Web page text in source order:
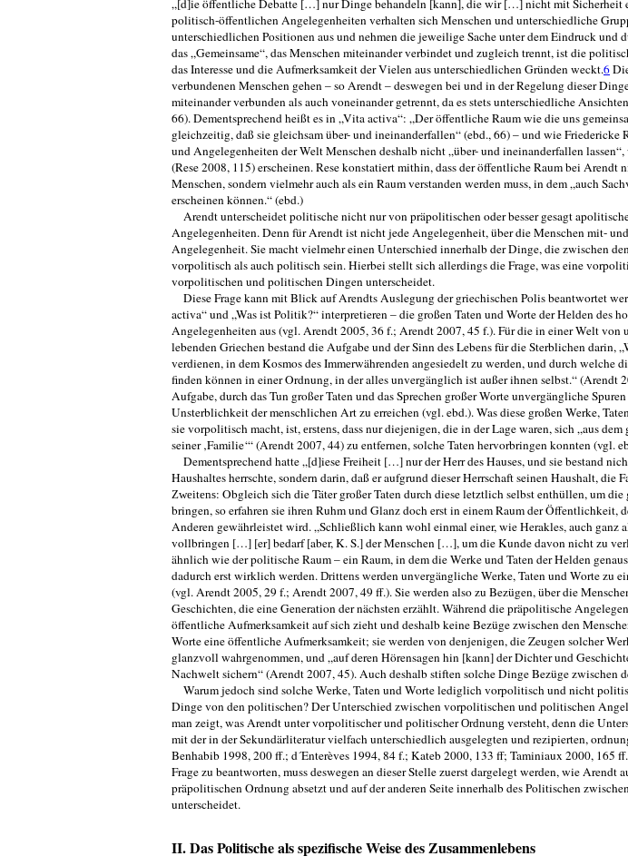
„[d]ie öffentliche Debatte […] nur Dinge behandeln [kann], die wir […] nicht mit Sicherheit
politisch-öffentlichen Angelegenheiten verhalten sich Menschen und unterschiedliche
unterschiedli­chen Positionen aus und nehmen die jeweilige Sache unter dem Eindruck
das „Gemeinsame“, das Menschen miteinan­der verbindet und zugleich trennt, ist die
das Interesse und die Aufmerksamkeit der Vielen aus unterschiedlichen Gründen weckt.6
verbundenen Menschen gehen – so Arendt – deswegen bei und in der Regelung dieser
miteinander verbunden als auch voneinander getrennt, da es stets unterschiedliche
66). Dementsprechend heißt es in „Vita activa“: „Der öffentliche Raum wie die uns
gleichzeitig, daß sie gleichsam über- und ineinanderfallen“ (ebd., 66) – und wie
und Angelegenheiten der Welt Menschen deshalb nicht „über- und in­einanderfallen
(Rese 2008, 115) erscheinen. Rese konstatiert mithin, dass der öffentliche Raum bei Arendt
Menschen, sondern vielmehr auch als ein Raum ver­standen werden muss, in dem „auch
erscheinen können.“ (ebd.)
Arendt unterscheidet politische nicht nur von präpolitischen oder besser gesagt
Angelegenheiten. Denn für Arendt ist nicht jede Angelegenheit, über die Menschen mit-
Angelegenheit. Sie macht vielmehr einen Unterschied innerhalb der Dinge, die zwi­schen
vorpolitisch als auch politisch sein. Hierbei stellt sich allerdings die Frage, was eine
vorpolitischen und politischen Dingen unterscheidet.
Diese Frage kann mit Blick auf Arendts Auslegung der griechischen Polis beantwortet
activa“ und „Was ist Politik?“ in­terpretieren – die großen Taten und Worte der Helden des
Angelegenheiten aus (vgl. Arendt 2005, 36 f.; Arendt 2007, 45 f.). Für die in einer Welt
lebenden Grie­chen bestand die Aufgabe und der Sinn des Lebens für die Sterblichen darin,
verdienen, in dem Kosmos des Immerwähren­den angesiedelt zu werden, und durch welche
finden können in einer Ordnung, in der alles unvergänglich ist außer ihnen selbst.“ (Arendt
Aufgabe, durch das Tun großer Taten und das Sprechen großer Worte unvergängliche
Unsterblichkeit der menschlichen Art zu erreichen (vgl. ebd.). Was diese großen Werke,
sie vorpolitisch macht, ist, erstens, dass nur diejenigen, die in der Lage waren, sich „aus
seiner ‚Familie‘“ (Arendt 2007, 44) zu entfernen, solche Taten hervorbringen konnten (vgl.
Dementsprechend hatte „[d]iese Freiheit […] nur der Herr des Hauses, und sie bestand
Haushaltes herrschte, sondern darin, daß er aufgrund dieser Herrschaft seinen Haushalt, die
Zweitens: Obgleich sich die Täter großer Taten durch diese letztlich selbst enthüllen, um
bringen, so erfahren sie ihren Ruhm und Glanz doch erst in einem Raum der Öffentlichkeit,
Anderen gewährleistet wird. „Schließlich kann wohl einmal einer, wie Herakles, auch ganz
vollbringen […] [er] bedarf [aber, K. S.] der Menschen […], um die Kunde davon nicht zu
ähnlich wie der politische Raum – ein Raum, in dem die Werke und Taten der Helden
dadurch erst wirklich werden. Drittens werden unvergängliche Werke, Taten und Worte zu
(vgl. Arendt 2005, 29 f.; Arendt 2007, 49 ff.). Sie werden also zu Bezügen, über die
Geschichten, die eine Generation der nächsten erzählt. Während die präpolitische
öffentliche Aufmerksamkeit auf sich zieht und deshalb keine Bezüge zwischen den
Worte eine öffentliche Aufmerksamkeit; sie werden von denjenigen, die Zeugen solcher
glanzvoll wahrgenommen, und „auf deren Hörensagen hin [kann] der Dichter und
Nachwelt sichern“ (Arendt 2007, 45). Auch deshalb stiften solche Dinge Bezüge zwischen
Warum jedoch sind solche Werke, Taten und Worte lediglich vorpolitisch und nicht
Dinge von den politischen? Der Unterschied zwischen vorpolitischen und politischen
man zeigt, was Arendt unter vorpolitischer und politischerOrdnung versteht, denn die
mit der in der Sekundärliteratur vielfach unterschiedlich ausgelegten und rezipierten,
Benhabib 1998, 200 ff.; d´Enterèves 1994, 84 f.; Kateb 2000, 133 ff; Taminiaux 2000,
Frage zu beantworten, muss deswegen an dieser Stelle zuerst dargelegt werden, wie
präpolitischen Ordnung absetzt und auf der anderen Seite innerhalb des Politischen
unterscheidet.
II. Das Politische als spezifische Weise des Zusammenlebens